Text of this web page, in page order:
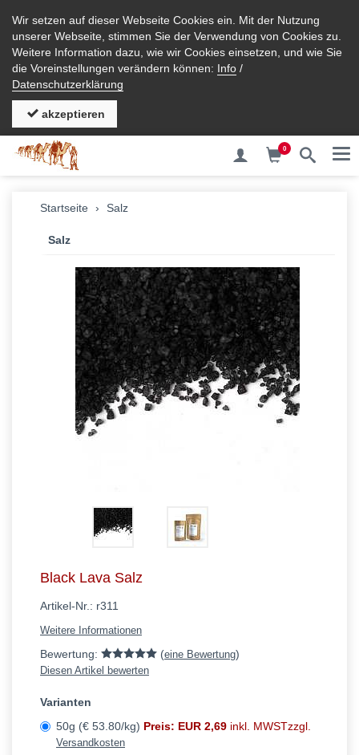
Wir setzen auf dieser Webseite Cookies ein. Mit der Nutzung
unserer Webseite, stimmen Sie der Verwendung von Cookies zu.
Weitere Information dazu, wie wir Cookies einsetzen, und wie Sie
die Voreinstellungen verändern können: Info /
Datenschutzerklärung
akzeptieren
0
Startseite Salz
Salz
Black Lava Salz
Artikel-Nr.: r311
Weitere Informationen
Bewertung: (eine Bewertung)
Diesen Artikel bewerten
Varianten
50g (€ 53.80/kg) Preis: EUR 2,69 inkl. MWSTzzgl.
Versandkosten